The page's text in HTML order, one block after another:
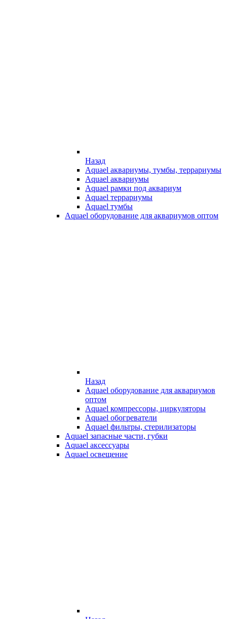
Назад
Aquael аквариумы, тумбы, террариумы
Aquael аквариумы
Aquael рамки под аквариум
Aquael террариумы
Aquael тумбы
Aquael оборудование для аквариумов оптом
Назад
Aquael оборудование для аквариумов
оптом
Aquael компрессоры, циркуляторы
Aquael обогреватели
Aquael фильтры, стерилизаторы
Aquael запасные части, губки
Aquael аксессуары
Aquael освещение